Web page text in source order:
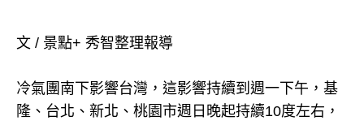
文 / 景點+ 秀智整理報導
冷氣團南下影響台灣，這影響持續到週一下午，基
隆、台北、新北、桃園市週日晚起持續10度左右，